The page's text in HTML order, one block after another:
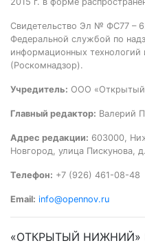
Свидетельство Эл № ФС77 –
Федеральной службой по
информационных
(Роскомнадзор).
Учредитель: ООО
Главный редактор: Валерий
Адрес редакции: 603000,
Новгород, улица Пискунова,
Телефон: +7 (926) 461-08-48
Email: info@opennov.ru
«ОТКРЫТЫЙ НИЖНИЙ»